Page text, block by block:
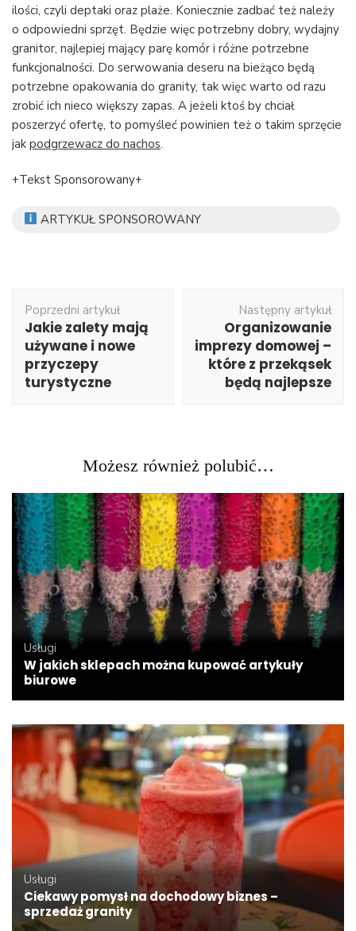
ilości, czyli deptaki oraz plaże. Koniecznie zadbać też należy
o odpowiedni sprzęt. Będzie więc potrzebny dobry, wydajny
granitor, najlepiej mający parę komór i różne potrzebne
funkcjonalności. Do serwowania deseru na bieżąco będą
potrzebne opakowania do granity, tak więc warto od razu
zrobić ich nieco większy zapas. A jeżeli ktoś by chciał
poszerzyć ofertę, to pomyśleć powinien też o takim sprzęcie
jak podgrzewacz do nachos.
+Tekst Sponsorowany+
ARTYKUŁ SPONSOROWANY
wpisu
Poprzedni artykuł
Jakie zalety mają
używane i nowe
przyczepy
turystyczne
Następny artykuł
Organizowanie
imprezy domowej –
które z przekąsek
będą najlepsze
Możesz również polubić…
Usługi
W jakich sklepach można kupować artykuły
biurowe
Usługi
Ciekawy pomysł na dochodowy biznes –
sprzedaż granity